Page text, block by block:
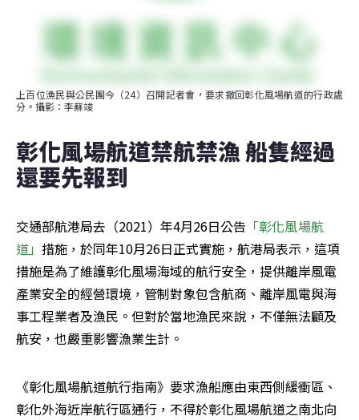
上百位漁民與公民團今（24）召開記者會，要求撤回彰化風場航道的行政處
分。攝影：李蘇竣
彰化風場航道禁航禁漁 船隻經過
還要先報到
交通部航港局去（2021）年4月26日公告 「彰化風場航
道」措施，於同年10月26日正式實施，航港局表示，這項
措施是為了維護彰化風場海域的航行安全，提供離岸風電
產業安全的經營環境，管制對象包含航商、離岸風電與海
事工程業者及漁民。但對於當地漁民來說，不僅無法顧及
航安，也嚴重影響漁業生計。
《彰化風場航道航行指南》要求漁船應由東西側緩衝區、
彰化外海近岸航行區通行，不得於彰化風場航道之南北向